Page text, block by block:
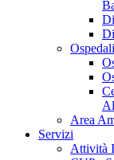
Ospedali
Area
Servizi
Attività